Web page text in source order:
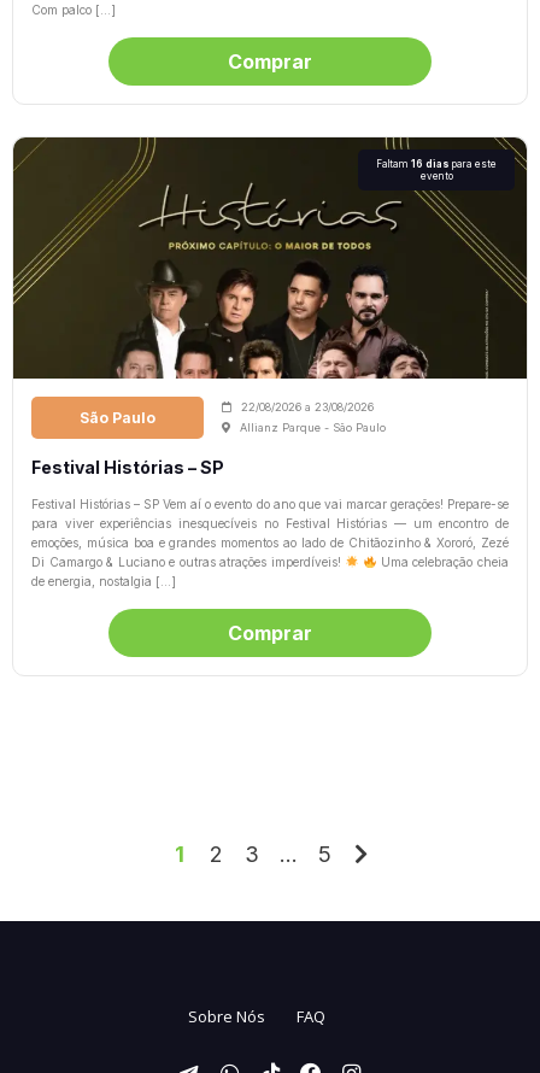
Com palco […]
Comprar
Faltam 16 dias para este
evento
São Paulo
22/08/2026a 23/08/2026
Allianz Parque - São Paulo
Festival Histórias – SP
Festival Histórias – SP Vem aí o evento do ano que vai marcar gerações! Prepare-se
para viver experiências inesquecíveis no Festival Histórias — um encontro de
emoções, música boa e grandes momentos ao lado de Chitãozinho & Xororó, Zezé
Di Camargo & Luciano e outras atrações imperdíveis!
Uma celebração cheia
de energia, nostalgia […]
Comprar
1 2 3 … 5
Sobre Nós FAQ